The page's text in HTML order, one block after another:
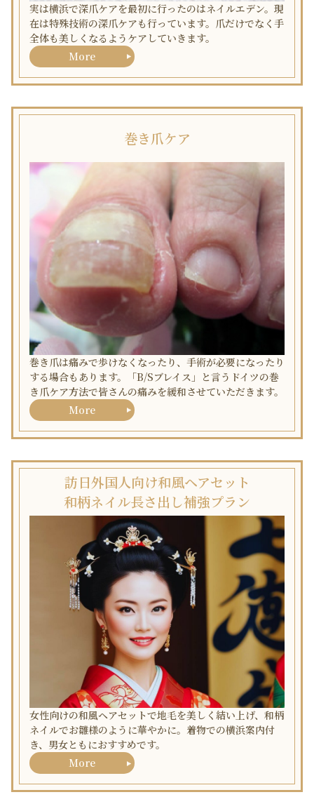
実は横浜で深爪ケアを最初に行ったのはネイルエデン。現
在は特殊技術の深爪ケアも行っています。爪だけでなく手
全体も美しくなるようケアしていきます。
More
巻き爪ケア
巻き爪は痛みで歩けなくなったり、手術が必要になったり
する場合もあります。「B/Sブレイス」と言うドイツの巻
き爪ケア方法で皆さんの痛みを緩和させていただきます。
More
訪日外国人向け和風ヘアセット
和柄ネイル長さ出し補強プラン
女性向けの和風ヘアセットで地毛を美しく結い上げ、和柄
ネイルでお雛様のように華やかに。着物での横浜案内付
き、男女ともにおすすめです。
More